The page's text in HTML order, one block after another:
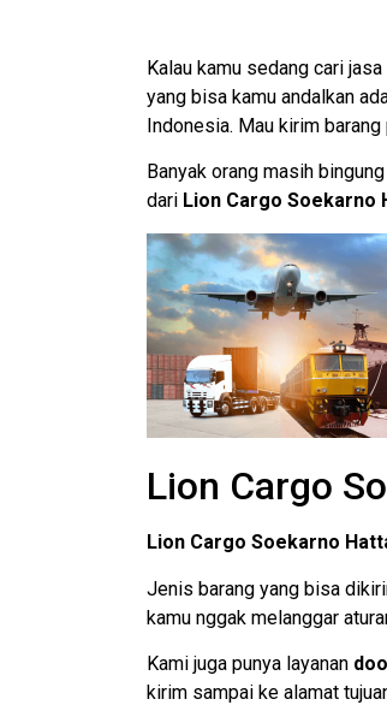
Kalau kamu sedang cari
yang bisa kamu andalkan
Indonesia. Mau kirim
Banyak orang masih
dari Lion Cargo Soekarno
Lion Cargo
Lion Cargo Soekarno
Jenis barang yang bisa
kamu nggak melanggar
Kami juga punya layanan
kirim sampai ke alamat